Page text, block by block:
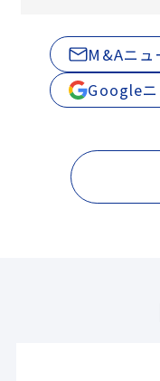
M&Aニュ
Googleニ